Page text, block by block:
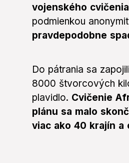
vojenského
podmienkou
pravdepodobne
Do pátrania sa
8000 štvorcových
plavidlo. Cvičenie
plánu sa malo
viac ako 40 krajín a